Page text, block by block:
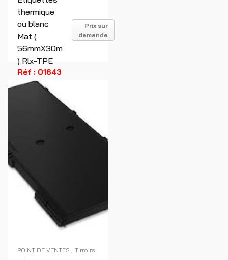
thermique
ou blanc
Mat (
56mmX30m
) Rlx-TPE
Prix sur
demande
Réf : 01643
POINT DE VENTES
Tirroirs